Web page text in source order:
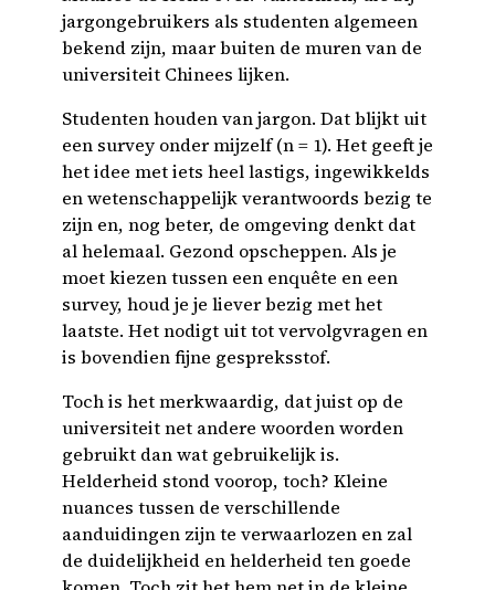
jargongebruikers als studenten algemeen
bekend zijn, maar buiten de muren van de
universiteit Chinees lijken.
Studenten houden van jargon. Dat blijkt uit
een survey onder mijzelf (n = 1). Het geeft je
het idee met iets heel lastigs, ingewikkelds
en wetenschappelijk verantwoords bezig te
zijn en, nog beter, de omgeving denkt dat
al helemaal. Gezond opscheppen. Als je
moet kiezen tussen een enquête en een
survey, houd je je liever bezig met het
laatste. Het nodigt uit tot vervolgvragen en
is bovendien fijne gespreksstof.
Toch is het merkwaardig, dat juist op de
universiteit net andere woorden worden
gebruikt dan wat gebruikelijk is.
Helderheid stond voorop, toch? Kleine
nuances tussen de verschillende
aanduidingen zijn te verwaarlozen en zal
de duidelijkheid en helderheid ten goede